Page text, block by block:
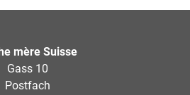
mère Suisse
Gass 10
Postfach